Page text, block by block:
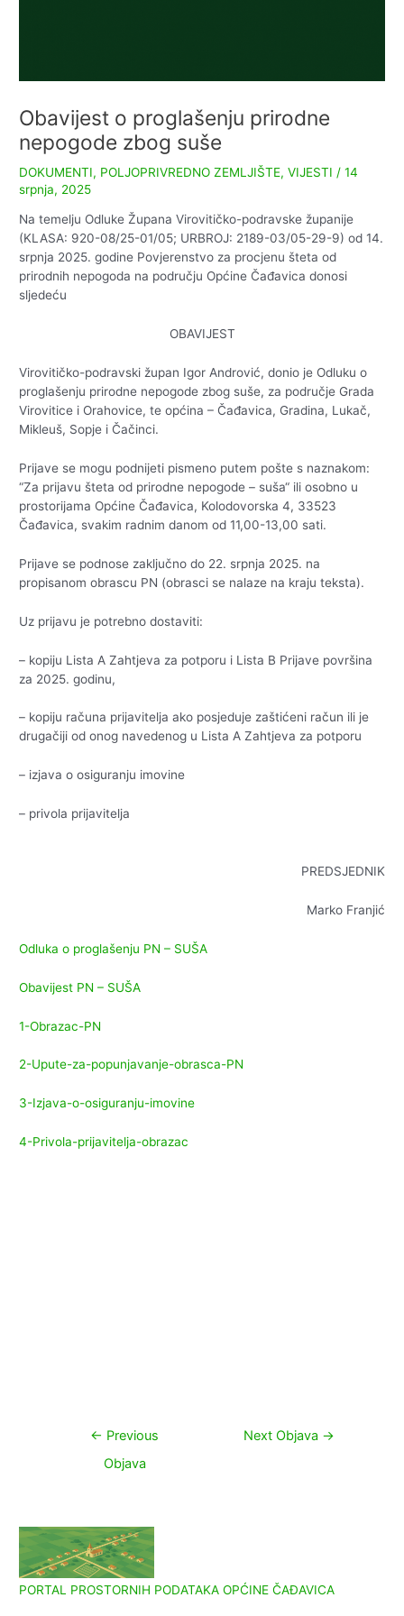
Obavijest o proglašenju prirodne
nepogode zbog suše
DOKUMENTI, POLJOPRIVREDNO ZEMLJIŠTE,VIJESTI /14
srpnja, 2025
Na temelju Odluke Župana Virovitičko-podravske županije
(KLASA: 920-08/25-01/05; URBROJ: 2189-03/05-29-9) od 14.
srpnja 2025. godine Povjerenstvo za procjenu šteta od
prirodnih nepogoda na području Općine Čađavica donosi
sljedeću
OBAVIJEST
Virovitičko-podravski župan Igor Andrović, donio je Odluku o
proglašenju prirodne nepogode zbog suše, za područje Grada
Virovitice i Orahovice, te općina – Čađavica, Gradina, Lukač,
Mikleuš, Sopje i Čačinci.
Prijave se mogu podnijeti pismeno putem pošte s naznakom:
“Za prijavu šteta od prirodne nepogode – suša“ ili osobno u
prostorijama Općine Čađavica, Kolodovorska 4, 33523
Čađavica, svakim radnim danom od 11,00-13,00 sati.
Prijave se podnose zaključno do 22. srpnja 2025. na
propisanom obrascu PN (obrasci se nalaze na kraju teksta).
Uz prijavu je potrebno dostaviti:
– kopiju Lista A Zahtjeva za potporu i Lista B Prijave površina
za 2025. godinu,
– kopiju računa prijavitelja ako posjeduje zaštićeni račun ili je
drugačiji od onog navedenog u Lista A Zahtjeva za potporu
– izjava o osiguranju imovine
– privola prijavitelja
PREDSJEDNIK
Marko Franjić
Odluka o proglašenju PN – SUŠA
Obavijest PN – SUŠA
1-Obrazac-PN
2-Upute-za-popunjavanje-obrasca-PN
3-Izjava-o-osiguranju-imovine
4-Privola-prijavitelja-obrazac
Navigacija
← Previous
Objava
Next Objava →
PORTAL PROSTORNIH PODATAKA OPĆINE ČAĐAVICA